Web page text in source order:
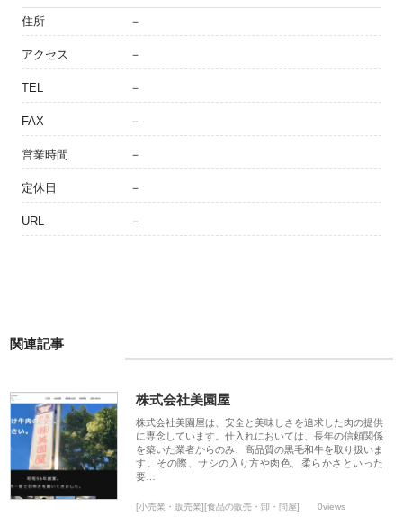
住所 －
アクセス －
TEL －
FAX －
営業時間 －
定休日 －
URL －
関連記事
株式会社美園屋
株式会社美園屋は、安全と美味しさを追求した肉の提供
に専念しています。仕入れにおいては、長年の信頼関係
を築いた業者からのみ、高品質の黒毛和牛を取り扱いま
す。その際、サシの入り方や肉色、柔らかさといった
要…
[小売業・販売業][食品の販売・卸・問屋] 0views